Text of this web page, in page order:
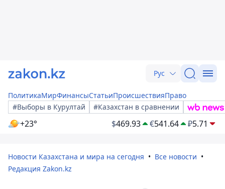
Рус
ПолитикаМирФинансыСтатьиПроисшествияПраво
#Выборы в Курултай
#Казахстан в сравнении
+23° $469.93 €541.64 ₽5.71
Новости Казахстана и мира на сегодня
Все новости
Редакция Zakon.kz